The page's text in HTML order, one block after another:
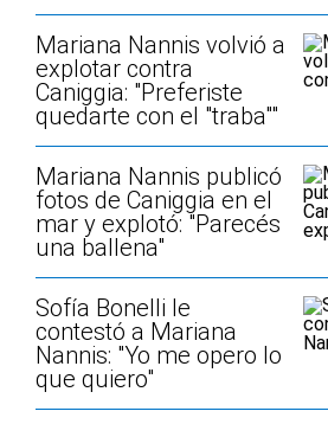
Mariana Nannis volvió a
explotar contra
Caniggia: "Preferiste
quedarte con el "traba""
Mariana Nannis publicó
fotos de Caniggia en el
mar y explotó: "Parecés
una ballena"
Sofía Bonelli le
contestó a Mariana
Nannis: "Yo me opero lo
que quiero"